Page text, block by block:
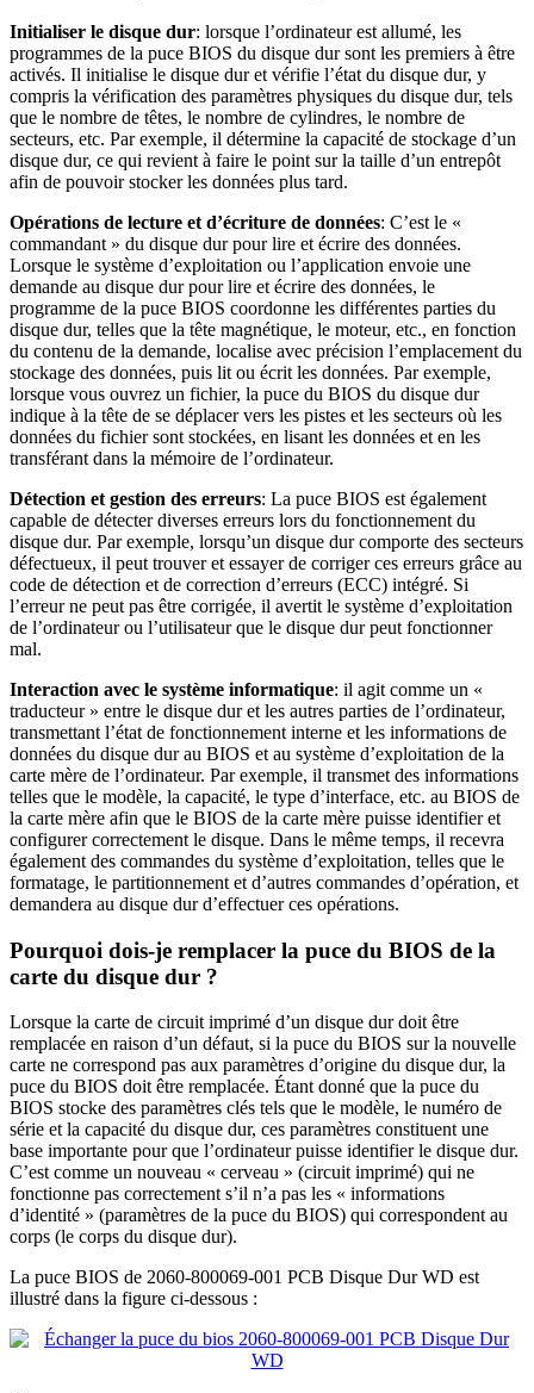
Initialiser le disque dur: lorsque l’ordinateur est allumé, les
programmes de la puce BIOS du disque dur sont les premiers à être
activés. Il initialise le disque dur et vérifie l’état du disque dur, y
compris la vérification des paramètres physiques du disque dur, tels
que le nombre de têtes, le nombre de cylindres, le nombre de
secteurs, etc. Par exemple, il détermine la capacité de stockage d’un
disque dur, ce qui revient à faire le point sur la taille d’un entrepôt
afin de pouvoir stocker les données plus tard.
Opérations de lecture et d’écriture de données: C’est le «
commandant » du disque dur pour lire et écrire des données.
Lorsque le système d’exploitation ou l’application envoie une
demande au disque dur pour lire et écrire des données, le
programme de la puce BIOS coordonne les différentes parties du
disque dur, telles que la tête magnétique, le moteur, etc., en fonction
du contenu de la demande, localise avec précision l’emplacement du
stockage des données, puis lit ou écrit les données. Par exemple,
lorsque vous ouvrez un fichier, la puce du BIOS du disque dur
indique à la tête de se déplacer vers les pistes et les secteurs où les
données du fichier sont stockées, en lisant les données et en les
transférant dans la mémoire de l’ordinateur.
Détection et gestion des erreurs: La puce BIOS est également
capable de détecter diverses erreurs lors du fonctionnement du
disque dur. Par exemple, lorsqu’un disque dur comporte des secteurs
défectueux, il peut trouver et essayer de corriger ces erreurs grâce au
code de détection et de correction d’erreurs (ECC) intégré. Si
l’erreur ne peut pas être corrigée, il avertit le système d’exploitation
de l’ordinateur ou l’utilisateur que le disque dur peut fonctionner
mal.
Interaction avec le système informatique: il agit comme un «
traducteur » entre le disque dur et les autres parties de l’ordinateur,
transmettant l’état de fonctionnement interne et les informations de
données du disque dur au BIOS et au système d’exploitation de la
carte mère de l’ordinateur. Par exemple, il transmet des informations
telles que le modèle, la capacité, le type d’interface, etc. au BIOS de
la carte mère afin que le BIOS de la carte mère puisse identifier et
configurer correctement le disque. Dans le même temps, il recevra
également des commandes du système d’exploitation, telles que le
formatage, le partitionnement et d’autres commandes d’opération, et
demandera au disque dur d’effectuer ces opérations.
Pourquoi dois-je remplacer la puce du BIOS de la
carte du disque dur ?
Lorsque la carte de circuit imprimé d’un disque dur doit être
remplacée en raison d’un défaut, si la puce du BIOS sur la nouvelle
carte ne correspond pas aux paramètres d’origine du disque dur, la
puce du BIOS doit être remplacée. Étant donné que la puce du
BIOS stocke des paramètres clés tels que le modèle, le numéro de
série et la capacité du disque dur, ces paramètres constituent une
base importante pour que l’ordinateur puisse identifier le disque dur.
C’est comme un nouveau « cerveau » (circuit imprimé) qui ne
fonctionne pas correctement s’il n’a pas les « informations
d’identité » (paramètres de la puce du BIOS) qui correspondent au
corps (le corps du disque dur).
La puce BIOS de 2060-800069-001 PCB Disque Dur WD est
illustré dans la figure ci-dessous :